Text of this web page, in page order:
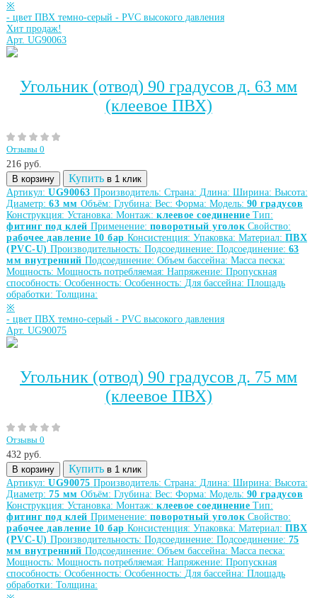
※
- цвет ПВХ темно-серый - PVC высокого давления
Хит продаж!
Арт. UG90063
Угольник (отвод) 90 градусов д. 63 мм
(клеевое ПВХ)
Отзывы 0
216 руб.
В корзину
Купить в 1 клик
Артикул: UG90063 Производитель: Страна: Длина: Ширина: Высота:
Диаметр: 63 мм Объём: Глубина: Вес: Форма: Модель: 90 градусов
Конструкция: Установка: Монтаж: клеевое соединение Тип:
фитинг под клей Применение: поворотный уголок Свойство:
рабочее давление 10 бар Консистенция: Упаковка: Материал: ПВХ
(PVC-U) Производительность: Подсоединение: Подсоединение: 63
мм внутренний Подсоединение: Объем бассейна: Масса песка:
Мощность: Мощность потребляемая: Напряжение: Пропускная
способность: Особенность: Особенность: Для бассейна: Площадь
обработки: Толщина:
※
- цвет ПВХ темно-серый - PVC высокого давления
Арт. UG90075
Угольник (отвод) 90 градусов д. 75 мм
(клеевое ПВХ)
Отзывы 0
432 руб.
В корзину
Купить в 1 клик
Артикул: UG90075 Производитель: Страна: Длина: Ширина: Высота:
Диаметр: 75 мм Объём: Глубина: Вес: Форма: Модель: 90 градусов
Конструкция: Установка: Монтаж: клеевое соединение Тип:
фитинг под клей Применение: поворотный уголок Свойство:
рабочее давление 10 бар Консистенция: Упаковка: Материал: ПВХ
(PVC-U) Производительность: Подсоединение: Подсоединение: 75
мм внутренний Подсоединение: Объем бассейна: Масса песка:
Мощность: Мощность потребляемая: Напряжение: Пропускная
способность: Особенность: Особенность: Для бассейна: Площадь
обработки: Толщина: